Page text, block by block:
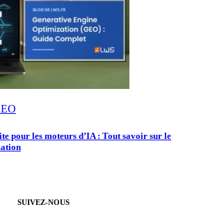
pour les moteurs d’IA : Tout savoir sur le
SUIVEZ-NOUS